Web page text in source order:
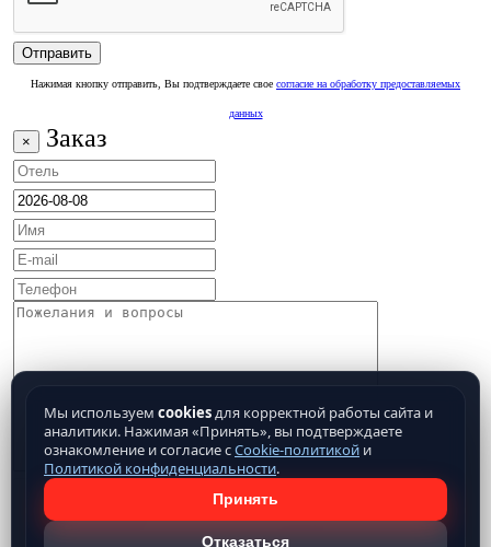
Нажимая кнопку отправить, Вы подтверждаете свое согласие на обработку предоставляемых
данных
× Заказ
Мы используем cookiesдля корректной работы сайта и
аналитики. Нажимая «Принять», вы подтверждаете
ознакомление и согласие сCookie-политикой и
Политикой конфиденциальности.
Принять
Отказаться